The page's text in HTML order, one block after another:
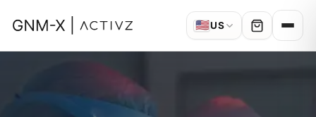
🇺🇸US